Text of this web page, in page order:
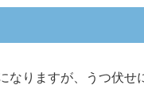
なりますが、うつ伏せ